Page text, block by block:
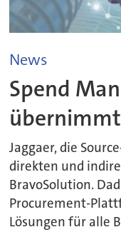
News
Spend
Jaggaer, die
direkten und
BravoSolution.
Procurement-
Lösungen für alle